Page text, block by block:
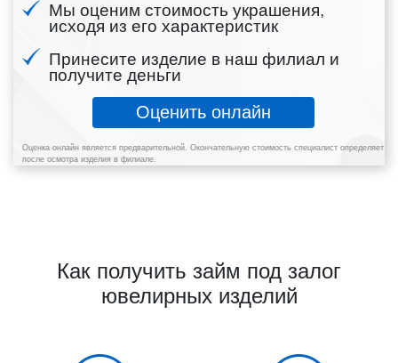
Мы оценим стоимость украшения,
исходя из его характеристик
Принесите изделие в наш филиал и
получите деньги
Оценить онлайн
Оценка онлайн является предварительной. Окончательную стоимость специалист определяет
после осмотра изделия в филиале.
Как получить займ под залог
ювелирных изделий